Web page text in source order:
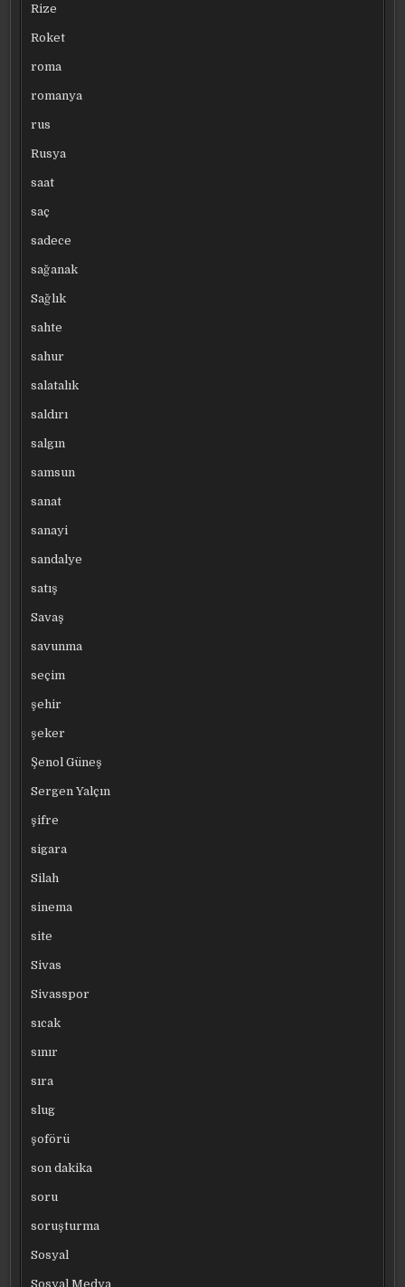
Rize
Roket
roma
romanya
rus
Rusya
saat
saç
sadece
sağanak
Sağlık
sahte
sahur
salatalık
saldırı
salgın
samsun
sanat
sanayi
sandalye
satış
Savaş
savunma
seçim
şehir
şeker
Şenol Güneş
Sergen Yalçın
şifre
sigara
Silah
sinema
site
Sivas
Sivasspor
sıcak
sınır
sıra
slug
şoförü
son dakika
soru
soruşturma
Sosyal
Sosyal Medya